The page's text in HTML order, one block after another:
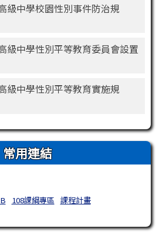
級中學校園性別事件防治規
級中學性別平等教育委員會設置
級中學性別平等教育實施規
常用連結
108課綱專區 課程計畫